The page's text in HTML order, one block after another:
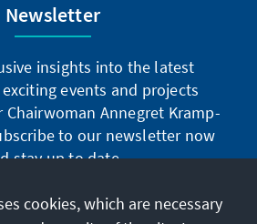
Newsletter
insights into the latest
events and projects
Annegret Kramp-
to our newsletter now
stay up to date.
now
cookies, which are necessary